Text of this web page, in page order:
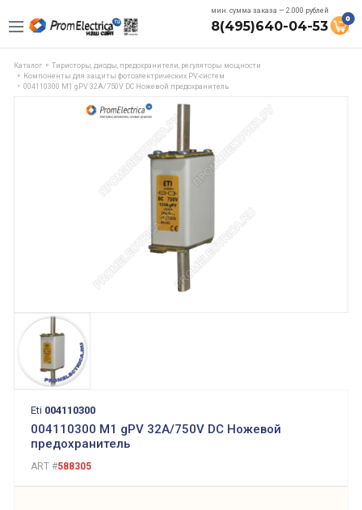
мин. сумма заказа — 2.000 рублей
8(495)640-04-53 0
Каталог
Тиристоры, диоды, предохранители, регуляторы мощности
Компоненты для защиты фотоэлектрических PV-систем
004110300 M1 gPV 32A/750V DC Ножевой предохранитель
Eti 004110300
004110300 M1 gPV 32A/750V DC Ножевой
предохранитель
ART #588305